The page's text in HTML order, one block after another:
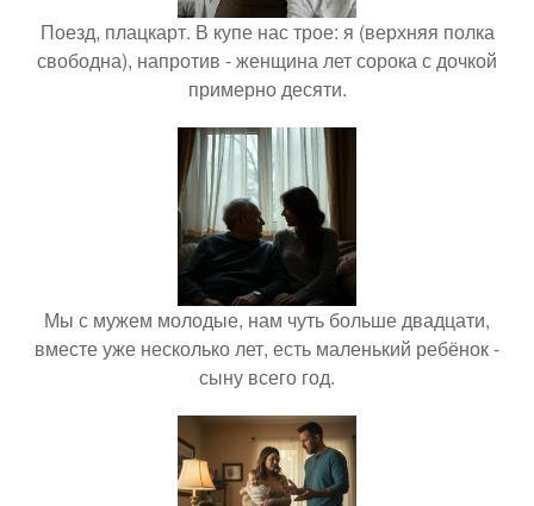
Поезд, плацкарт. В купе нас трое: я (верхняя полка
свободна), напротив - женщина лет сорока с дочкой
примерно десяти.
Мы с мужем молодые, нам чуть больше двадцати,
вместе уже несколько лет, есть маленький ребёнок -
сыну всего год.